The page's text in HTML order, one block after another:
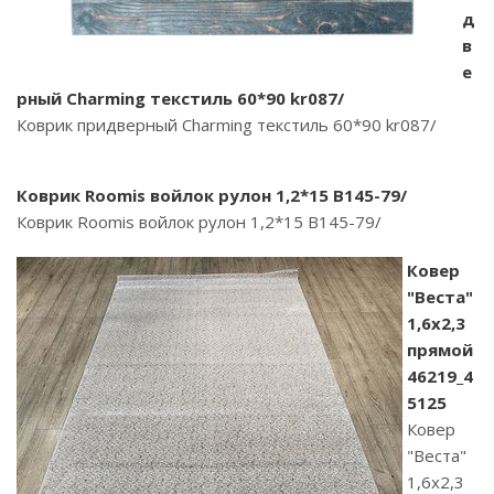
д
в
е
рный Charming текстиль 60*90 kr087/
Коврик придверный Charming текстиль 60*90 kr087/
Коврик Roomis войлок рулон 1,2*15 B145-79/
Коврик Roomis войлок рулон 1,2*15 B145-79/
Ковер
"Веста"
1,6х2,3
прямой
46219_4
5125
Ковер
"Веста"
1,6х2,3